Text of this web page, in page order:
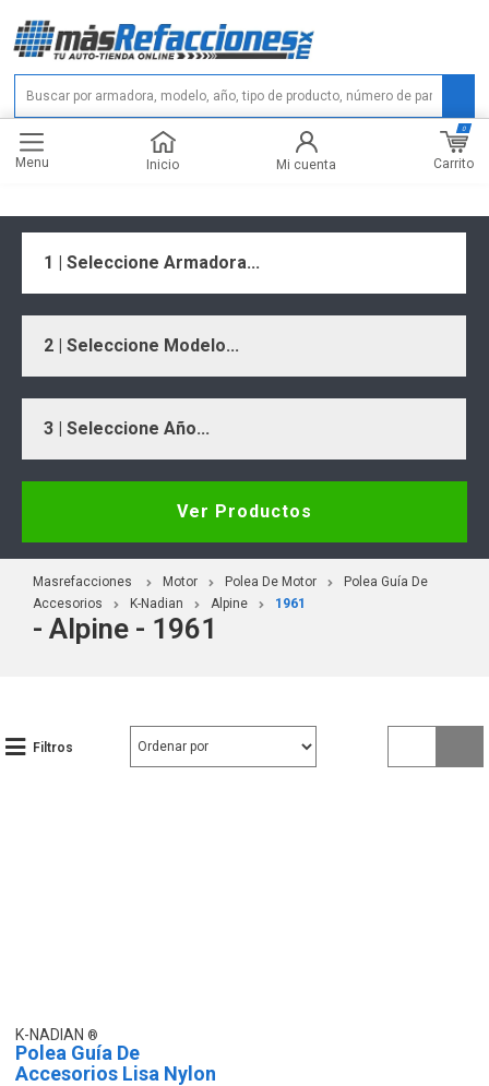
Menu Inicio Mi cuenta Carrito
0
1 | Seleccione Armadora...
2 | Seleccione Modelo...
3 | Seleccione Año...
Ver Productos
Masrefacciones Motor Polea De Motor
Polea Guía De
Accesorios
K-Nadian Alpine 1961
- Alpine - 1961
Filtros
K-NADIAN
Polea Guía De
Accesorios Lisa Nylon